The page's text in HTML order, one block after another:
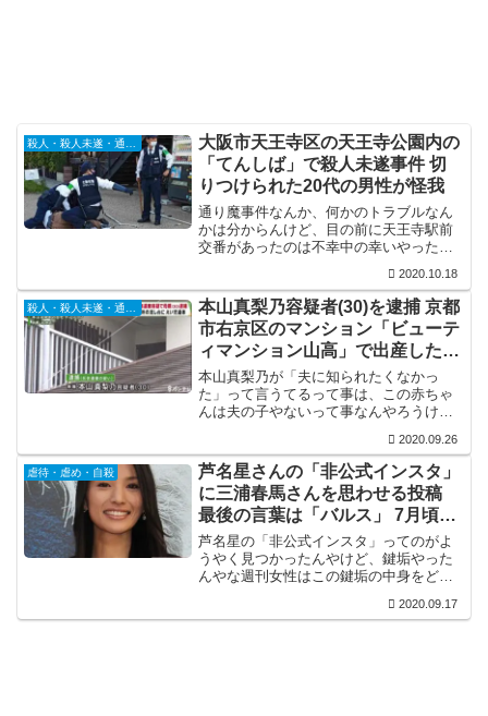
大阪市天王寺区の天王寺公園内の
「てんしば」で殺人未遂事件 切
りつけられた20代の男性が怪我
通り魔事件なんか、何かのトラブルなん
かは分からんけど、目の前に天王寺駅前
交番があったのは不幸中の幸いやった
んけど…とにかく、死人が出んかったの
は良かったです。
2020.10.18
本山真梨乃容疑者(30)を逮捕 京都
市右京区のマンション「ビューテ
ィマンション山高」で出産した乳
児を流し台に放置
本山真梨乃が「夫に知られたくなかっ
た」って言うてるって事は、この赤ちゃ
んは夫の子やないって事なんやろうけ
るんやな。セックスレスやったとして
も、体型で分かりそうなもんやと思うん
やけど。そんな変化にも気づかん...
2020.09.26
虐待・虐め・自殺
芦名星さんの「非公式インスタ」
に三浦春馬さんを思わせる投稿
最後の言葉は「バルス」 7月頃か
ら「死にたい」と漏らしていた
芦名星の「非公式インスタ」ってのがよ
うやく見つかったんやけど、鍵垢やった
んやな週刊女性はこの鍵垢の中身をどう
見たんやろか？それにしても、最後の言
2020.09.17